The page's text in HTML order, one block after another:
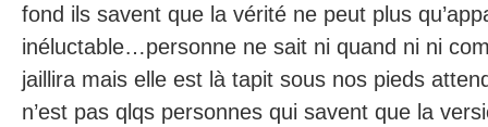
fond ils savent que la vérité ne peut plus
inéluctable…personne ne sait ni quand ni ni
jaillira mais elle est là tapit sous nos pieds
n’est pas qlqs personnes qui savent que la